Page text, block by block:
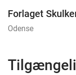
Forlaget
Odense